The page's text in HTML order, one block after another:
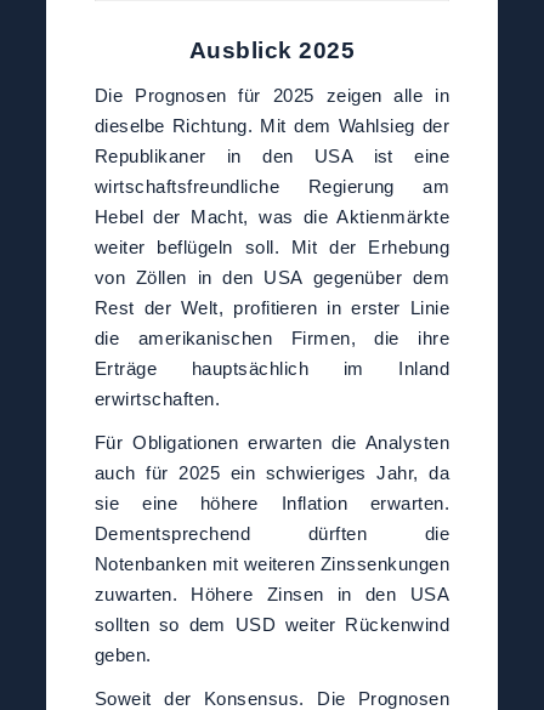
Ausblick 2025
Die Prognosen für 2025 zeigen alle in
dieselbe Richtung. Mit dem Wahlsieg der
Republikaner in den USA ist eine
wirtschaftsfreundliche Regierung am
Hebel der Macht, was die Aktienmärkte
weiter beflügeln soll. Mit der Erhebung
von Zöllen in den USA gegenüber dem
Rest der Welt, profitieren in erster Linie
die amerikanischen Firmen, die ihre
Erträge hauptsächlich im Inland
erwirtschaften.
Für Obligationen erwarten die Analysten
auch für 2025 ein schwieriges Jahr, da
sie eine höhere Inflation erwarten.
Dementsprechend dürften die
Notenbanken mit weiteren Zinssenkungen
zuwarten. Höhere Zinsen in den USA
sollten so dem USD weiter Rückenwind
geben.
Soweit der Konsensus. Die Prognosen